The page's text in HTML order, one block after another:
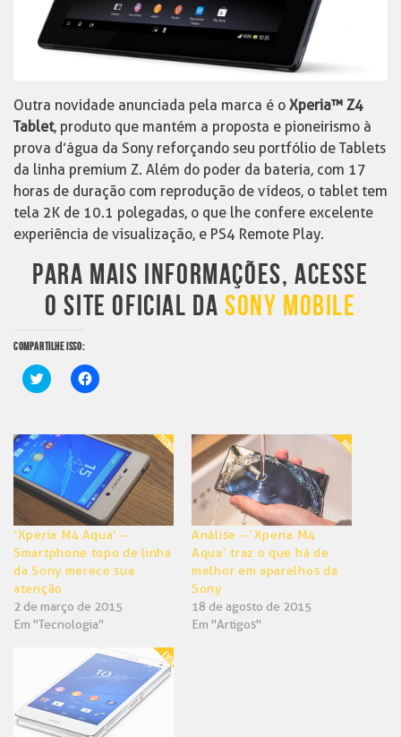
Outra novidade anunciada pela marca é o Xperia™ Z4
Tablet, produto que mantém a proposta e pioneirismo à
prova d’água da Sony reforçando seu portfólio de Tablets
da linha premium Z. Além do poder da bateria, com 17
horas de duração com reprodução de vídeos, o tablet tem
tela 2K de 10.1 polegadas, o que lhe confere excelente
experiência de visualização, e PS4 Remote Play.
PARA MAIS INFORMAÇÕES, ACESSE
O SITE OFICIAL DASONY MOBILE
COMPARTILHE ISSO:
Clique
para
em
nova
janela)
Clique
para
em
nova
janela)
‘Xperia M4 Aqua’ –
Smartphone topo de linha
da Sony merece sua
atenção
2 de março de 2015
Em "Tecnologia"
Análise – ‘Xperia M4
Aqua’ traz o que há de
melhor em aparelhos da
Sony
18 de agosto de 2015
Em "Artigos"